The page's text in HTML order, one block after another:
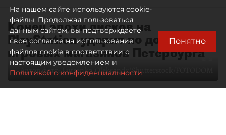
Конец эпохи дисков на
PlayStation ударит по доходам
игровых магазинов Петербурга
Автор фото:Lutsenko_Oleksandr/Shutterstock/FOTODOM
На нашем сайте используются cookie-
файлы. Продолжая пользоваться
данным сайтом, вы подтверждаете
свое согласие на использование
файлов cookie в соответствии с
настоящим уведомлением и
Политикой о конфиденциальности.
Понятно